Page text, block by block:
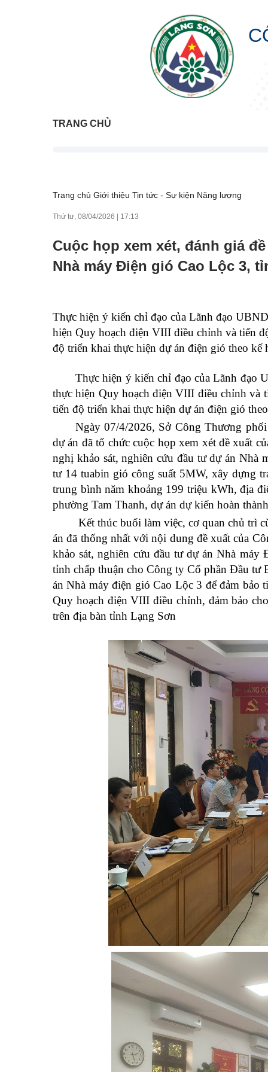
TRANG CHỦ
Trang chủ Giới thiệu Tin tức - Sự kiện Năng lượng
Thứ tư, 08/04/2026 | 17:13
Cuộc họp xem xét, đánh giá
Nhà máy Điện gió Cao Lộc 3,
Thực hiện ý kiến chỉ đạo của Lãnh đạo
hiện Quy hoạch điện VIII điều chỉnh và tiến
độ triển khai thực hiện dự án điện gió theo
Thực hiện ý kiến chỉ đạo của Lãnh đạo
thực hiện Quy hoạch điện VIII điều chỉnh và
tiến độ triển khai thực hiện dự án điện gió
Ngày 07/4/2026, Sở Công Thương
dự án đãtổ chức cuộc họp xem xét đề xuất
nghị khảo sát, nghiên cứu đầu tư dự án
tư 14 tuabin gió công suất 5MW, xây dựng
trung bình năm khoảng 199 triệu kWh, địa
phường Tam Thanh, dự án dự kiến hoàn
Kết thúc buổi làm việc, cơ quan chủ trì
án đã thống nhất với nội dung đề xuất của
khảo sát, nghiên cứu đầu tư dự án Nhà
tỉnhchấp thuận cho Công ty Cổ phần Đầu tư
án Nhà máy điện gió Cao Lộc 3 để đảm bảo
Quy hoạch điện VIII điều chỉnh, đảm bảo
trên địa bàn tỉnh Lạng Sơn